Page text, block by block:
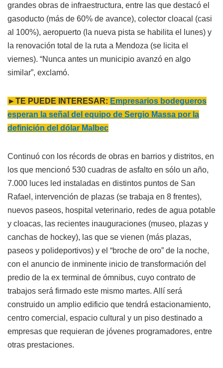
grandes obras de infraestructura, entre las que destacó el
gasoducto (más de 60% de avance), colector cloacal (casi
al 100%), aeropuerto (la nueva pista se habilita el lunes) y
la renovación total de la ruta a Mendoza (se licita el
viernes). “Nunca antes un municipio avanzó en algo
similar”, exclamó.
►TE PUEDE INTERESAR: Empresarios bodegueros
esperan la señal del equipo de Sergio Massa por la
definición del dólar Malbec
Continuó con los récords de obras en barrios y distritos, en
los que mencionó 530 cuadras de asfalto en sólo un año,
7.000 luces led instaladas en distintos puntos de San
Rafael, intervención de plazas (se trabaja en 8 frentes),
nuevos paseos, hospital veterinario, redes de agua potable
y cloacas, las recientes inauguraciones (museo, plazas y
canchas de hockey), las que se vienen (más plazas,
paseos y polideportivos) y el “broche de oro” de la noche,
con el anuncio de inminente inicio de transformación del
predio de la ex terminal de ómnibus, cuyo contrato de
trabajos será firmado este mismo martes. Allí será
construido un amplio edificio que tendrá estacionamiento,
centro comercial, espacio cultural y un piso destinado a
empresas que requieran de jóvenes programadores, entre
otras prestaciones.